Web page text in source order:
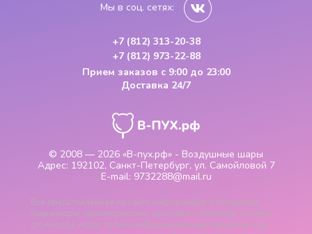
© 2008 — 2026 «В-пух.рф» - Воздушные шары
Адрес: 192102, Санкт-Петербург, ул. Самойловой 7
E-mail: 9732288@mail.ru
Мы в соц. сетях:
+7 (812) 313-20-38
+7 (812) 973-22-88
Прием заказов с 9:00 до 23:00
Доставка 24/7
Вся представленная на сайте информация о продукции
(параметры, характеристики, цветовые сочетания, а также
стоимость), носит только информационный характер и ни